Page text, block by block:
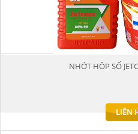
NHỚT HỘP SỐ
LIÊN